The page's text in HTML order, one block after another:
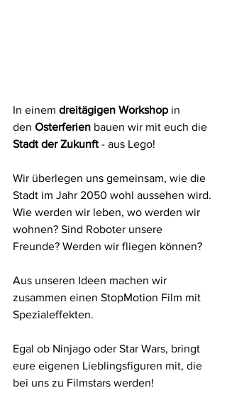
In einem dreitägigen Workshop in
den Osterferien bauen wir mit euch die
Stadt der Zukunft - aus Lego!
Wir überlegen uns gemeinsam, wie die
Stadt im Jahr 2050 wohl aussehen wird.
Wie werden wir leben, wo werden wir
wohnen? Sind Roboter unsere
Freunde? Werden wir fliegen können?
Aus unseren Ideen machen wir
zusammen einen StopMotion Film mit
Spezialeffekten.
Egal ob Ninjago oder Star Wars, bringt
eure eigenen Lieblingsfiguren mit, die
bei uns zu Filmstars werden!